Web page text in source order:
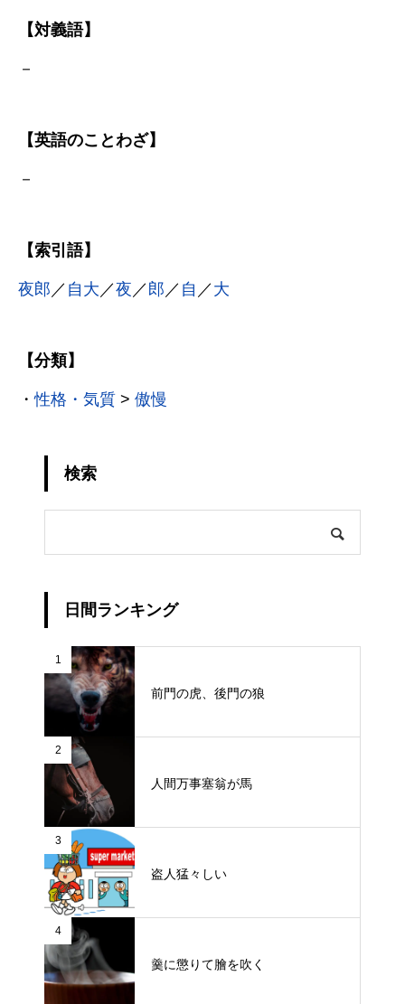
【対義語】
－
【英語のことわざ】
－
【索引語】
夜郎 ／ 自大 ／夜 ／ 郎 ／ 自 ／ 大
【分類】
・性格・気質 > 傲慢
検索
日間ランキング
1
前門の虎、後門の狼
2
人間万事塞翁が馬
3
盗人猛々しい
4
羹に懲りて膾を吹く